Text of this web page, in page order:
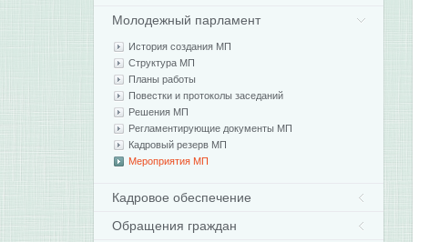
Молодежный парламент
История создания МП
Структура МП
Планы работы
Повестки и протоколы заседаний
Решения МП
Регламентирующие документы МП
Кадровый резерв МП
Мероприятия МП
Кадровое обеспечение
Обращения граждан